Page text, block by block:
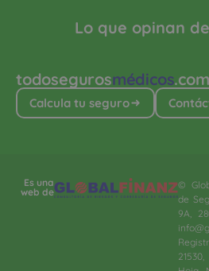
todosegurosmédicos.com
Calcula tu seguro
Lo que opinan
Es una
web de
©
de
9A,